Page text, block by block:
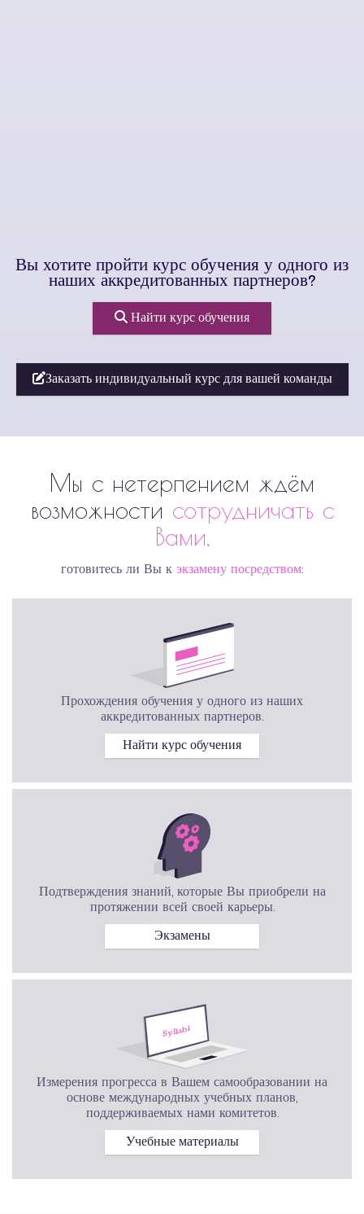
Вы хотите пройти курс обучения у одного из
наших аккредитованных партнеров?
Найти курс обучения
Заказать индивидуальный курс для вашей команды
Мы с нетерпением ждём
возможности сотрудничать c
Вами,
готовитесь ли Вы к экзамену посредством:
Прохождения обучения у одного из наших
аккредитованных партнеров.
Найти курс обучения
Подтверждения знаний, которые Вы приобрели на
протяжении всей своей карьеры.
Экзамены
Измерения прогресса в Вашем самообразовании на
основе международных учебных планов,
поддерживаемых нами комитетов.
Учебные материалы